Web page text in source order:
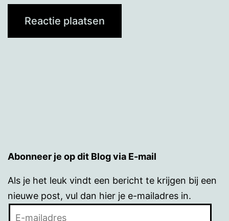
Abonneer je op dit Blog via E-mail
Als je het leuk vindt een bericht te krijgen bij een
nieuwe post, vul dan hier je e-mailadres in.